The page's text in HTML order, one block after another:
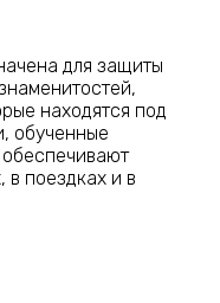
для защиты
находятся под
обученные
в поездках и в